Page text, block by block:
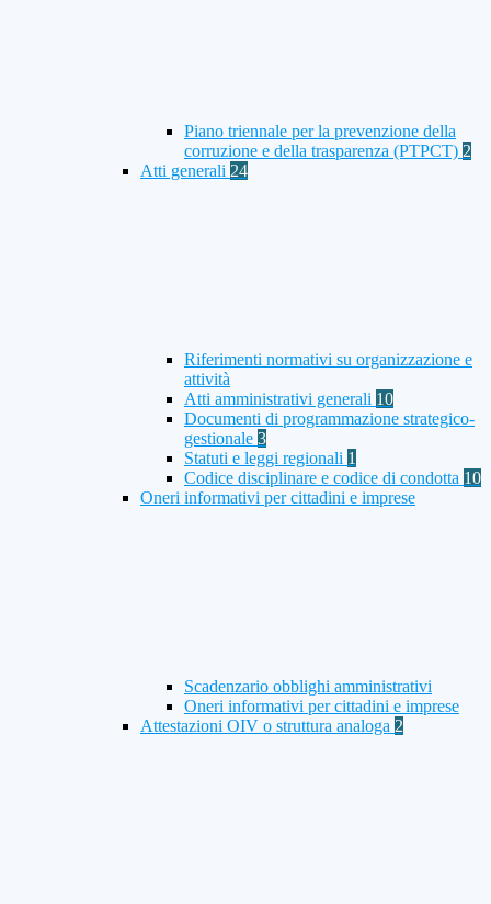
Piano triennale per la prevenzione della
corruzione e della trasparenza (PTPCT) 2
Atti generali 24
Riferimenti normativi su organizzazione e
attività
Atti amministrativi generali 10
Documenti di programmazione strategico-
gestionale 3
Statuti e leggi regionali 1
Codice disciplinare e codice di condotta 10
Oneri informativi per cittadini e imprese
Scadenzario obblighi amministrativi
Oneri informativi per cittadini e imprese
Attestazioni OIV o struttura analoga 2